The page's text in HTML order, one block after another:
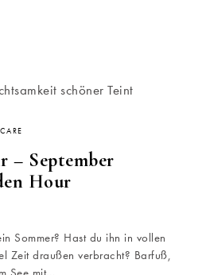
– September
Hour
Sommer? Hast du ihn in vollen
Zeit draußen verbracht? Barfuß,